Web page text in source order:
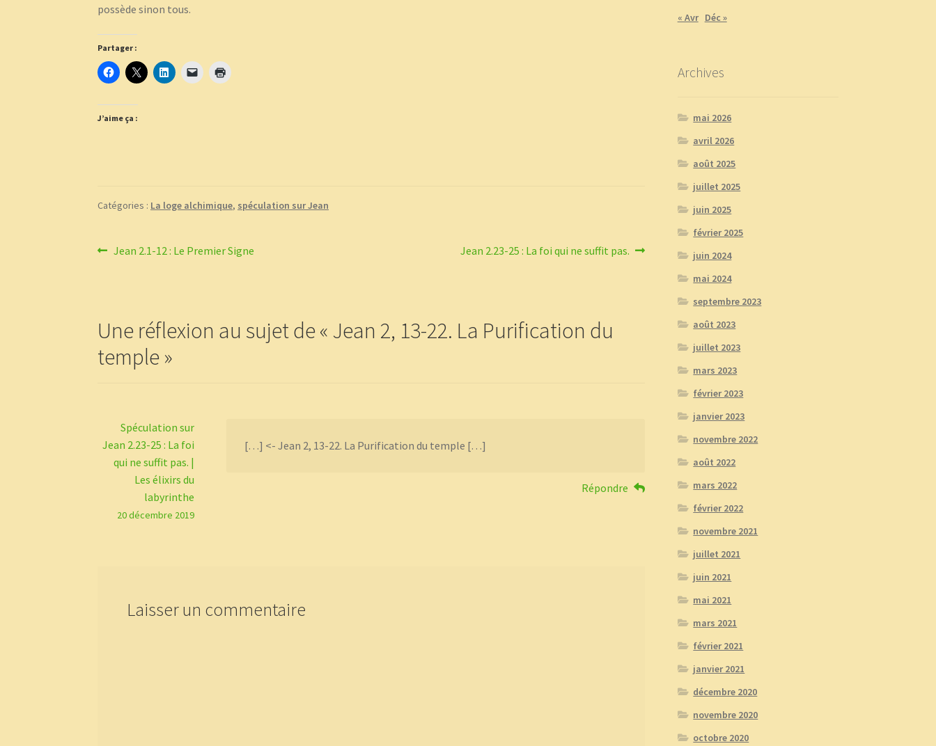
possède sinon tous.
Partager :
J’aime ça :
Catégories : La loge alchimique, spéculation sur Jean
Navigation
Article
Jean 2.1-12 : Le Premier Signe
Article
Jean 2.23-25 : La foi qui ne suffit pas.
Une réflexion au sujet de « Jean 2, 13-22. La Purification du
temple »
Spéculation sur
Jean 2.23-25 : La foi
qui ne suffit pas. |
Les élixirs du
labyrinthe
20 décembre 2019
[…] <- Jean 2, 13-22. La Purification du temple […]
Répondre
Laisser un commentaire
« Avr Déc »
Archives
mai 2026
avril 2026
août 2025
juillet 2025
juin 2025
février 2025
juin 2024
mai 2024
septembre 2023
août 2023
juillet 2023
mars 2023
février 2023
janvier 2023
novembre 2022
août 2022
mars 2022
février 2022
novembre 2021
juillet 2021
juin 2021
mai 2021
mars 2021
février 2021
janvier 2021
décembre 2020
novembre 2020
octobre 2020